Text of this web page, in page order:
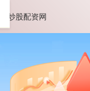
炒股配资网